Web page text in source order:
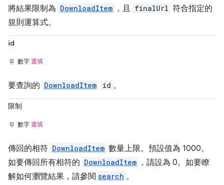
將結果限制為 DownloadItem ，且 finalUrl 符合指定的
規則運算式。
id
數字 選填
要查詢的 DownloadItem id 。
限制
數字 選填
傳回的相符 DownloadItem 數量上限。預設值為 1000。
如要傳回所有相符的 DownloadItem ，請設為 0。如要瞭
解如何瀏覽結果，請參閱 search 。